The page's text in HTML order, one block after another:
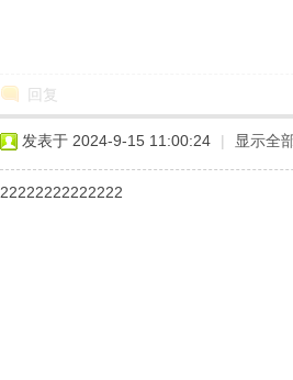
回复
发表于 2024-9-15 11:00:24 | 显示全
22222222222222